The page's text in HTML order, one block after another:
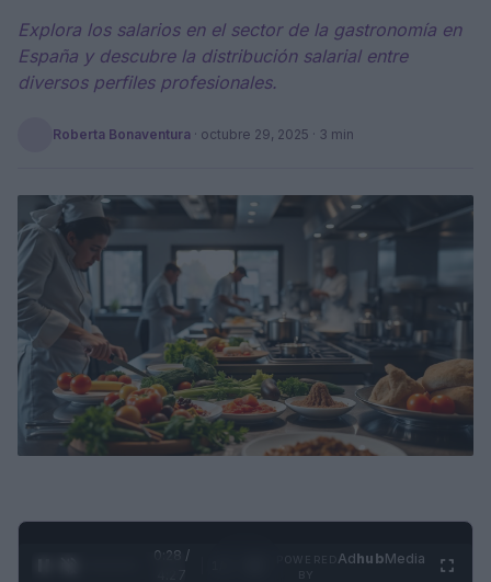
Explora los salarios en el sector de la gastronomía en
España y descubre la distribución salarial entre
diversos perfiles profesionales.
Roberta Bonaventura · octubre 29, 2025 · 3 min
0:29 /
AdhubMedia